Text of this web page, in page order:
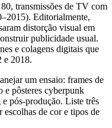
transmissões de TV com
Editorialmente,
distorção visual em
publicidade usual.
e colagens digitais que
e 2018.
um ensaio: frames de
e pôsteres cyberpunk
pós-produção. Liste três
de cor e tipos de